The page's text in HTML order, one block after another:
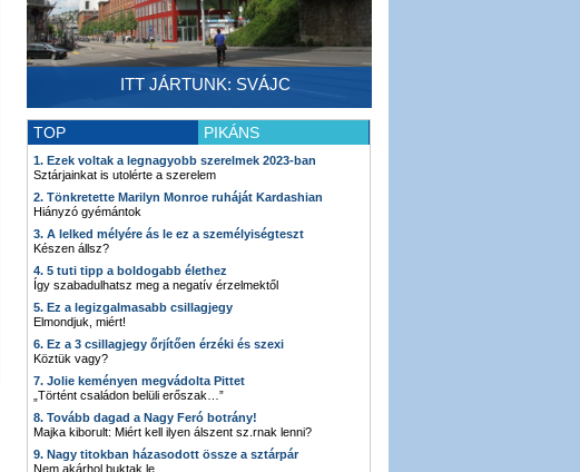
ITT JÁRTUNK: SVÁJC
TOP PIKÁNS
1. Ezek voltak a legnagyobb szerelmek 2023-ban
Sztárjainkat is utolérte a szerelem
2. Tönkretette Marilyn Monroe ruháját Kardashian
Hiányzó gyémántok
3. A lelked mélyére ás le ez a személyiségteszt
Készen állsz?
4. 5 tuti tipp a boldogabb élethez
Így szabadulhatsz meg a negatív érzelmektől
5. Ez a legizgalmasabb csillagjegy
Elmondjuk, miért!
6. Ez a 3 csillagjegy őrjítően érzéki és szexi
Köztük vagy?
7. Jolie keményen megvádolta Pittet
„Történt családon belüli erőszak…”
8. Tovább dagad a Nagy Feró botrány!
Majka kiborult: Miért kell ilyen álszent sz.rnak lenni?
9. Nagy titokban házasodott össze a sztárpár
Nem akárhol buktak le